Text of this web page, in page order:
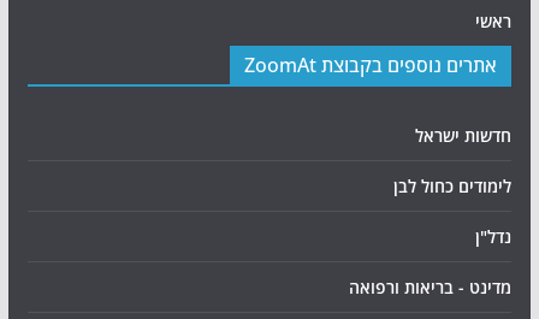
ראשי
אתרים נוספים בקבוצת ZoomAt
חדשות ישראל
לימודים כחול לבן
נדל"ן
מדינט - בריאות ורפואה